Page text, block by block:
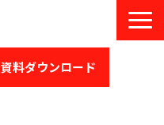
​資料ダウンロード